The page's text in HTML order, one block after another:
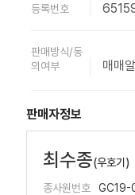
등록번호
판매방식/동
의여부
매매
판매자정보
최수종(우호기)
종사원번호
GC19-